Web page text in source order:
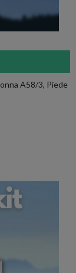
A58/3, Piede